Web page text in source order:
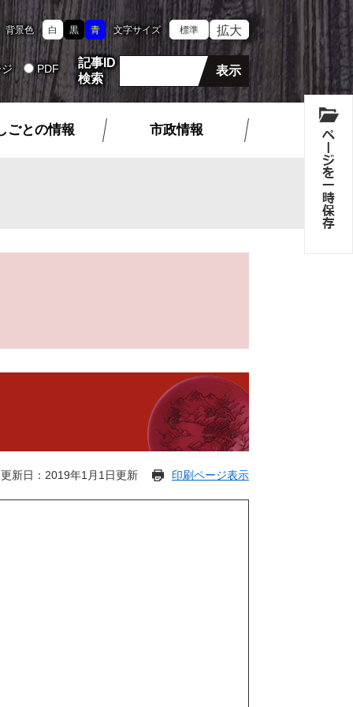
背景色 白 黒 青 文字サイズ 標準 拡大
PDF
記事ID
検索
ごとの情報 市政情報
更新日：2019年1月1日更新 印刷ページ表示